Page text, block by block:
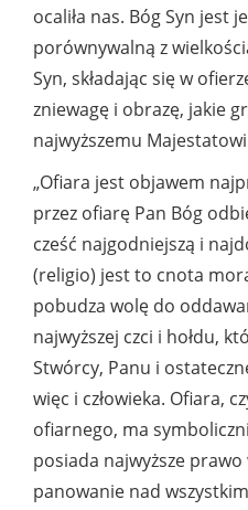
ocaliła nas. Bóg Syn jest
porównywalną z
Syn, składając się w
zniewagę i obrazę, jakie
najwyższemu
„Ofiara jest objawem
przez ofiarę Pan Bóg
cześć najgodniejszą i
(religio) jest to cnota
pobudza wolę do
najwyższej czci i hołdu,
Stwórcy, Panu i
więc i człowieka. Ofiara,
ofiarnego, ma
posiada najwyższe prawo
panowanie nad